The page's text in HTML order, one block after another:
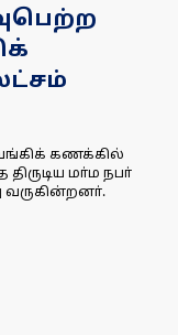
கணக்கில்
மா்ம நபா்
வருகின்றனா்.